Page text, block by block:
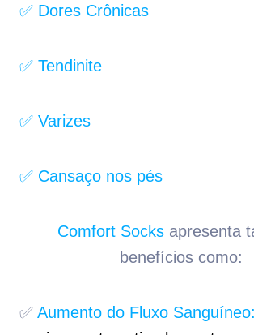
✅ Dores Crônicas
✅ Tendinite
✅ Varizes
✅ Cansaço nos pés
Comfort Socks apresenta
benefícios como:
✅ Aumento do Fluxo Sanguíneo: